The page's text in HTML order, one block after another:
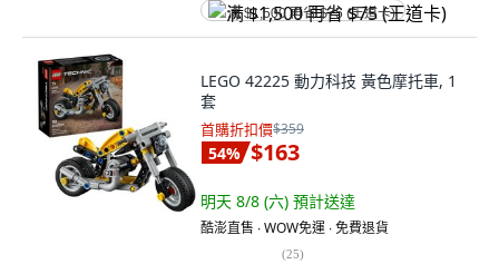
满 $1,500 再省 $75 (王道卡)
LEGO 42225 動力科技 黃色摩托車, 1
套
首購折扣價$359
54% $163
明天 8/8 (六) 預計送達
酷澎直售 ∙ WOW免運 ∙ 免費退貨
(25)